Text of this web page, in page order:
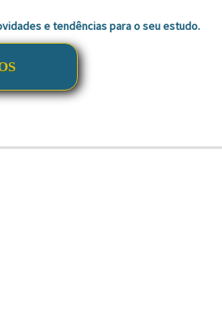
e tendências para o seu estudo.